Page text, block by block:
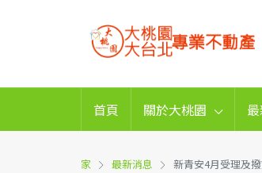
首頁 關於大桃園
家 最新消息 新青安4月受理及